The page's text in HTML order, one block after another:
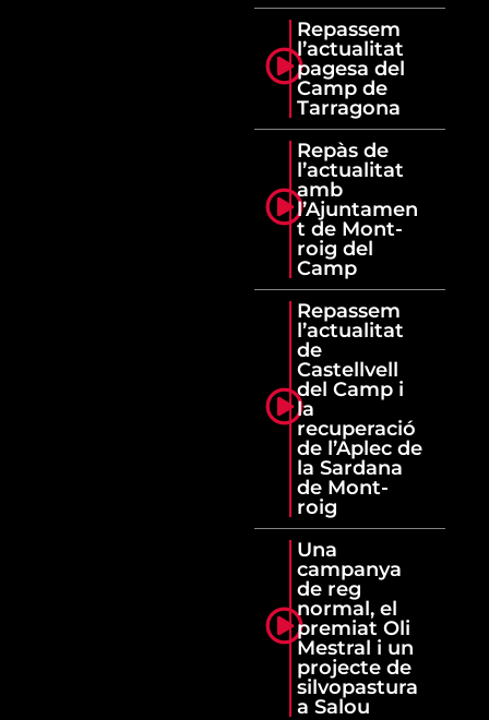
Repassem
l’actualitat
pagesa del
Camp de
Tarragona
Repàs de
l’actualitat
amb
l’Ajuntamen
t de Mont-
roig del
Camp
Repassem
l’actualitat
de
Castellvell
del Camp i
la
recuperació
de l’Aplec de
la Sardana
de Mont-
roig
Una
campanya
de reg
normal, el
premiat Oli
Mestral i un
projecte de
silvopastura
a Salou